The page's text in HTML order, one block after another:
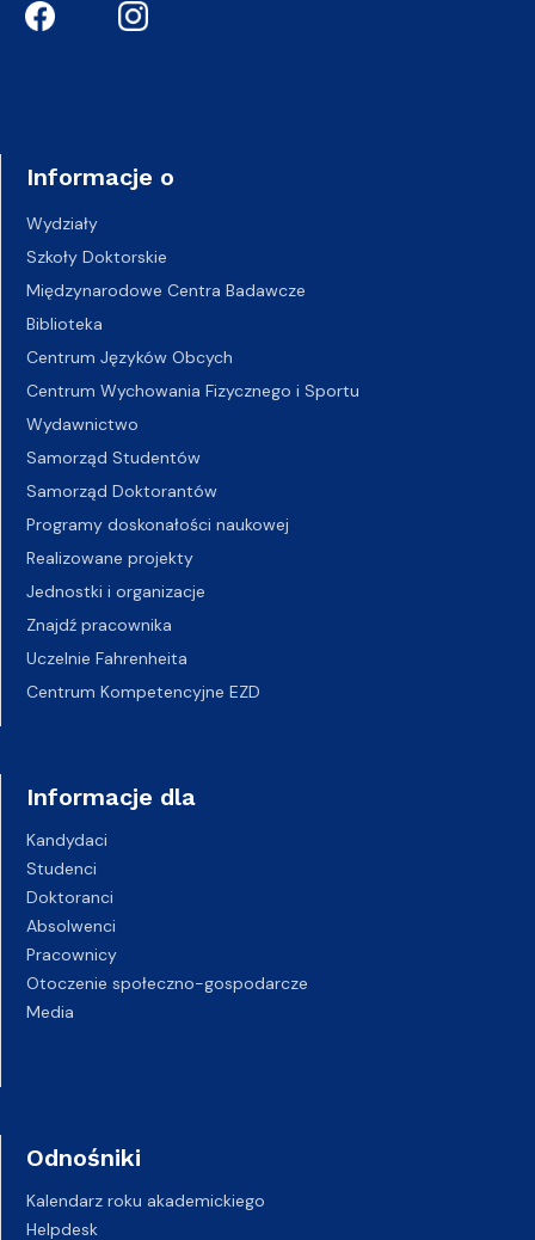
Informacje o
Wydziały
Szkoły Doktorskie
Międzynarodowe Centra Badawcze
Biblioteka
Centrum Języków Obcych
Centrum Wychowania Fizycznego i Sportu
Wydawnictwo
Samorząd Studentów
Samorząd Doktorantów
Programy doskonałości naukowej
Realizowane projekty
Jednostki i organizacje
Znajdź pracownika
Uczelnie Fahrenheita
Centrum Kompetencyjne EZD
Informacje dla
Kandydaci
Studenci
Doktoranci
Absolwenci
Pracownicy
Otoczenie społeczno-gospodarcze
Media
Odnośniki
Kalendarz roku akademickiego
Helpdesk